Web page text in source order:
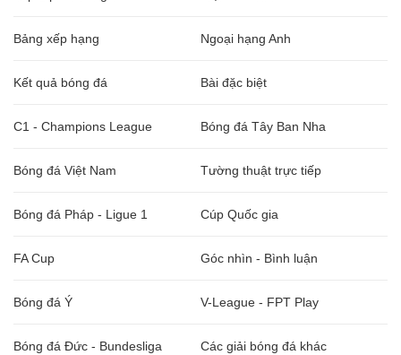
Bảng xếp hạng Ngoại hạng Anh
Kết quả bóng đá Bài đặc biệt
C1 - Champions League Bóng đá Tây Ban Nha
Bóng đá Việt Nam Tường thuật trực tiếp
Bóng đá Pháp - Ligue 1 Cúp Quốc gia
FA Cup Góc nhìn - Bình luận
Bóng đá Ý V-League - FPT Play
Bóng đá Đức - Bundesliga Các giải bóng đá khác